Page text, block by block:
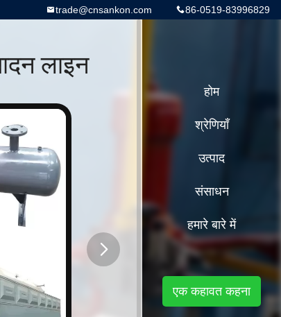
86-0519-83996829
trade@cnsankon.com
लाइन
होम
श्रेणियाँ
उत्पाद
संसाधन
हमारे बारे में
एक कहावत कहना